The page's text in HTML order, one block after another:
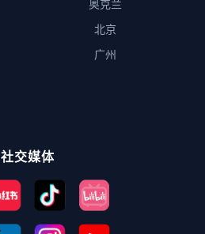
奥克兰
北京
广州
社交媒体